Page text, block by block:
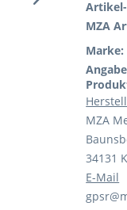
MZA
Marke:
MZA
34131
E-Mail